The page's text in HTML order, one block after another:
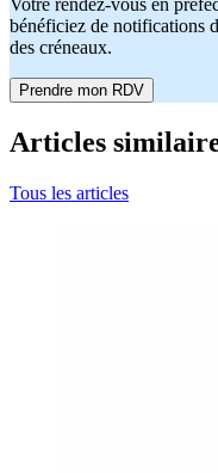
Votre rendez-vous en
bénéficiez de notifications
des créneaux.
Prendre mon RDV
Articles
Tous les articles